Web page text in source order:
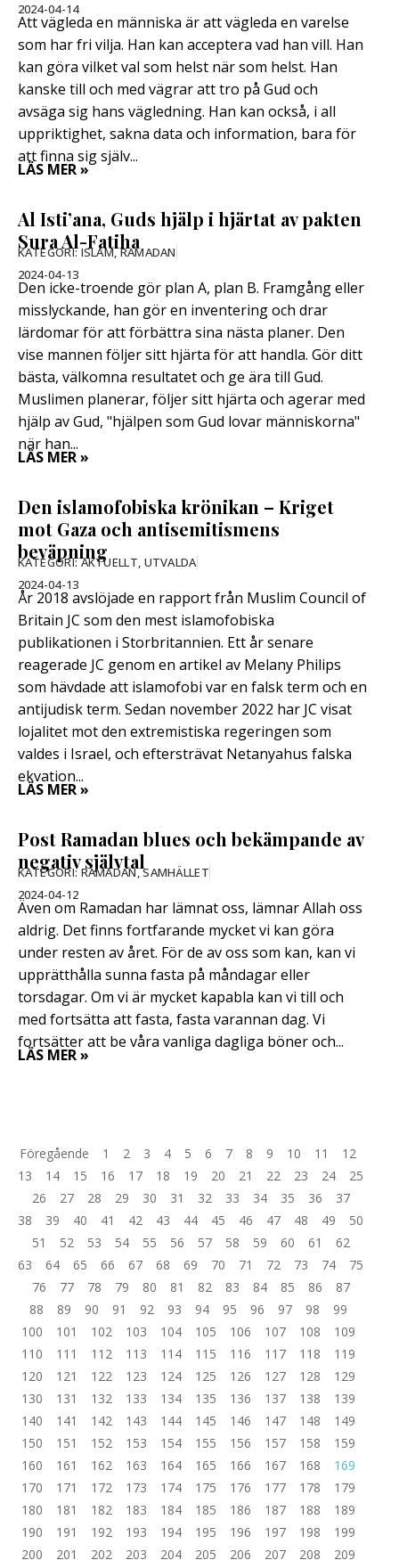
2024-04-14
Att vägleda en människa är att vägleda en varelse
som har fri vilja. Han kan acceptera vad han vill. Han
kan göra vilket val som helst när som helst. Han
kanske till och med vägrar att tro på Gud och
avsäga sig hans vägledning. Han kan också, i all
uppriktighet, sakna data och information, bara för
att finna sig själv...
LÄS MER »
Al Isti’ana, Guds hjälp i hjärtat av pakten
Sura Al-Fatiha
KATEGORI: ISLAM,RAMADAN
2024-04-13
Den icke-troende gör plan A, plan B. Framgång eller
misslyckande, han gör en inventering och drar
lärdomar för att förbättra sina nästa planer. Den
vise mannen följer sitt hjärta för att handla. Gör ditt
bästa, välkomna resultatet och ge ära till Gud.
Muslimen planerar, följer sitt hjärta och agerar med
hjälp av Gud, "hjälpen som Gud lovar människorna"
när han...
LÄS MER »
Den islamofobiska krönikan – Kriget
mot Gaza och antisemitismens
beväpning
KATEGORI:AKTUELLT, UTVALDA
2024-04-13
År 2018 avslöjade en rapport från Muslim Council of
Britain JC som den mest islamofobiska
publikationen i Storbritannien. Ett år senare
reagerade JC genom en artikel av Melany Philips
som hävdade att islamofobi var en falsk term och en
antijudisk term. Sedan november 2022 har JC visat
lojalitet mot den extremistiska regeringen som
valdes i Israel, och eftersträvat Netanyahus falska
ekvation...
LÄS MER »
Post Ramadan blues och bekämpande av
negativ självtal
KATEGORI: RAMADAN,SAMHÄLLET
2024-04-12
Även om Ramadan har lämnat oss, lämnar Allah oss
aldrig. Det finns fortfarande mycket vi kan göra
under resten av året. För de av oss som kan, kan vi
upprätthålla sunna fasta på måndagar eller
torsdagar. Om vi är mycket kapabla kan vi till och
med fortsätta att fasta, fasta varannan dag. Vi
fortsätter att be våra vanliga dagliga böner och...
LÄS MER »
Föregående 1 2 3 4 5 6 7 8 9 10 11
12
13
14 15 16 17 18 19 20 21 22 23 24
25
26
27 28 29 30 31 32 33 34 35 36
37
38
39 40 41 42 43 44 45 46 47 48 49
50
51
52 53 54 55 56 57 58 59 60 61
62
63
64 65 66 67 68 69 70 71 72 73 74
75
76
77 78 79 80 81 82 83 84 85 86
87
88
89 90 91 92 93 94 95 96 97 98
99
100
101 102 103 104 105 106 107 108
109
110
111 112 113 114 115 116 117 118
119
120
121 122 123 124 125 126 127 128
129
130
131 132 133 134 135 136 137 138
139
140
141 142 143 144 145 146 147 148
149
150
151 152 153 154 155 156 157 158
159
160
161 162 163 164 165 166 167 168
169
170
171 172 173 174 175 176 177 178
179
180
181 182 183 184 185 186 187 188
189
190
191 192 193 194 195 196 197 198
199
200
201 202 203 204 205 206 207 208 209